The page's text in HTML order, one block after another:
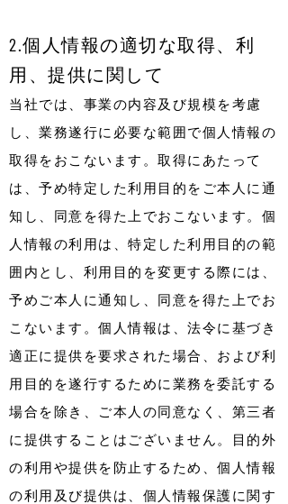
2.個人情報の適切な取得、利
用、提供に関して
当社では、事業の内容及び規模を考慮
し、業務遂行に必要な範囲で個人情報の
取得をおこないます。取得にあたって
は、予め特定した利用目的をご本人に通
知し、同意を得た上でおこないます。個
人情報の利用は、特定した利用目的の範
囲内とし、利用目的を変更する際には、
予めご本人に通知し、同意を得た上でお
こないます。個人情報は、法令に基づき
適正に提供を要求された場合、および利
用目的を遂行するために業務を委託する
場合を除き、ご本人の同意なく、第三者
に提供することはございません。目的外
の利用や提供を防止するため、個人情報
の利用及び提供は、個人情報保護に関す